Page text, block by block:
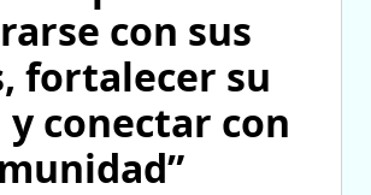
con sus
fortalecer su
y conectar con